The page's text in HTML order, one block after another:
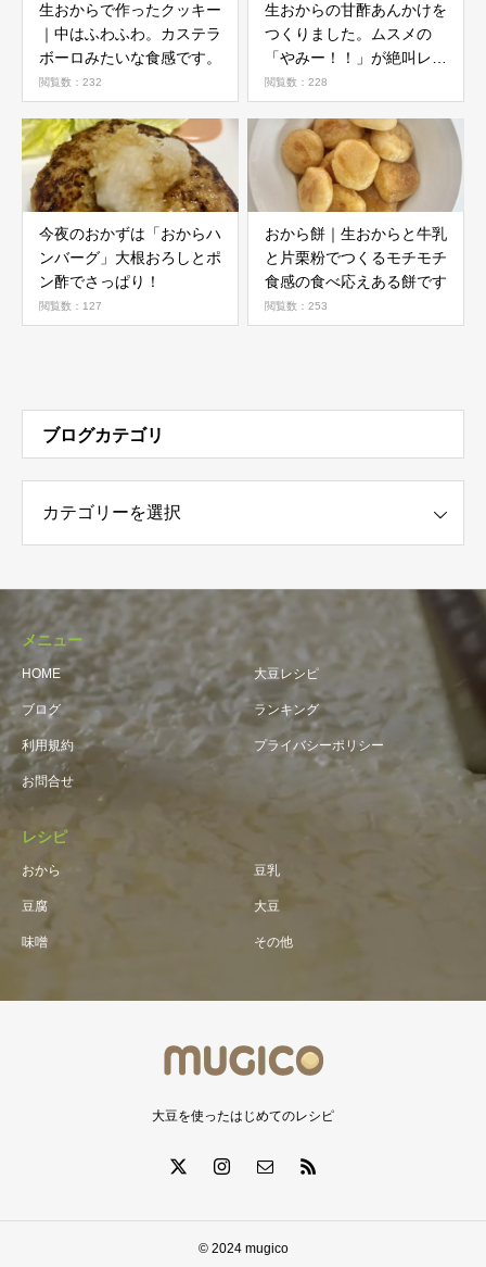
生おからで作ったクッキー
｜中はふわふわ。カステラ
ボーロみたいな食感です。
閲覧数：232
生おからの甘酢あんかけを
つくりました。ムスメの
「やみー！！」が絶叫レベ
ルに、、、
閲覧数：228
今夜のおかずは「おからハ
ンバーグ」大根おろしとポ
ン酢でさっぱり！
閲覧数：127
おから餅｜生おからと牛乳
と片栗粉でつくるモチモチ
食感の食べ応えある餅です
閲覧数：253
ブログカテゴリ
メニュー
HOME 大豆レシピ
ブログ ランキング
利用規約 プライバシーポリシー
お問合せ
レシピ
おから 豆乳
豆腐 大豆
味噌 その他
大豆を使ったはじめてのレシピ
© 2024 mugico